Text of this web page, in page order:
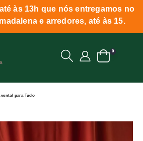
às 13h que nós entregamos no
e arredores, até às 15.
0
para Tudo